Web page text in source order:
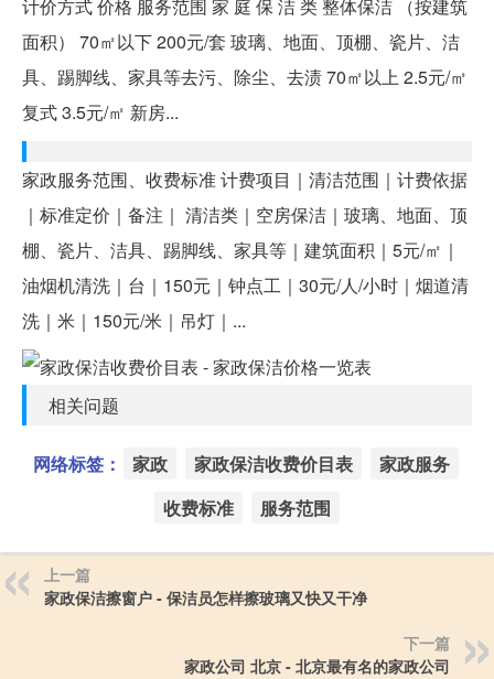
计价方式 价格 服务范围 家 庭 保 洁 类 整体保洁 （按建筑
面积） 70㎡以下 200元/套 玻璃、地面、顶棚、瓷片、洁
具、踢脚线、家具等去污、除尘、去渍 70㎡以上 2.5元/㎡
复式 3.5元/㎡ 新房...
家政服务范围、收费标准 计费项目｜清洁范围｜计费依据
｜标准定价｜备注｜ 清洁类｜空房保洁｜玻璃、地面、顶
棚、瓷片、洁具、踢脚线、家具等｜建筑面积｜5元/㎡｜
油烟机清洗｜台｜150元｜钟点工｜30元/人/小时｜烟道清
洗｜米｜150元/米｜吊灯｜...
相关问题
网络标签： 家政 家政保洁收费价目表
家政服务
收费标准
服务范围
上一篇
家政保洁擦窗户 - 保洁员怎样擦玻璃又快又干净
下一篇
家政公司 北京 - 北京最有名的家政公司